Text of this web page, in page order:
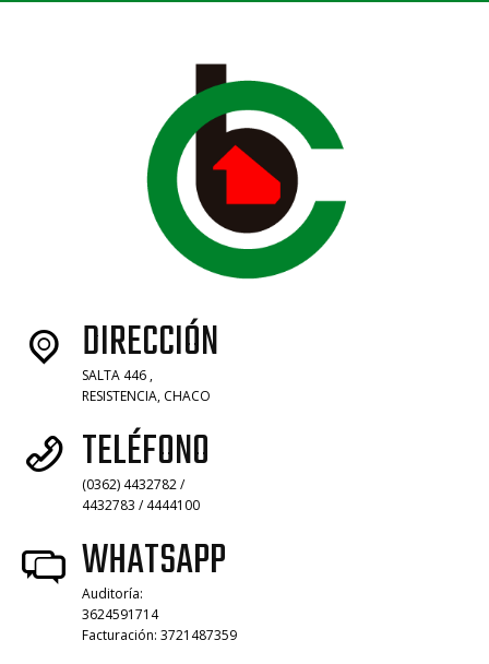
DIRECCIÓN
SALTA 446 ,
RESISTENCIA, CHACO
TELÉFONO
(0362) 4432782 /
4432783 / 4444100
WHATSAPP
Auditoría:
3624591714
Facturación: 3721487359